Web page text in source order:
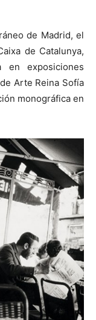
de Madrid, el
de Catalunya,
exposiciones
Arte Reina Sofía
monográfica en